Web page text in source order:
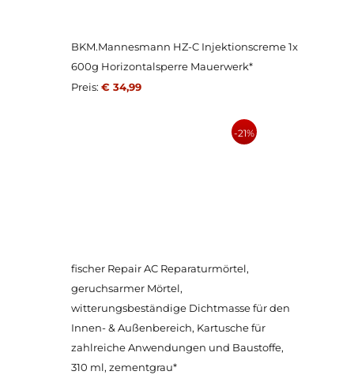
BKM.Mannesmann HZ-C Injektionscreme 1x
600g Horizontalsperre Mauerwerk*
Preis: € 34,99
-21%
fischer Repair AC Reparaturmörtel,
geruchsarmer Mörtel,
witterungsbeständige Dichtmasse für den
Innen- & Außenbereich, Kartusche für
zahlreiche Anwendungen und Baustoffe,
310 ml, zementgrau*